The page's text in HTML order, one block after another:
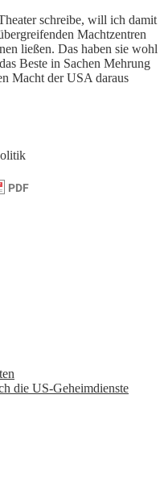
schreibe, will ich damit
Machtzentren
ließen. Das haben sie wohl
Beste in Sachen Mehrung
Macht der USA daraus
die US-Geheimdienste